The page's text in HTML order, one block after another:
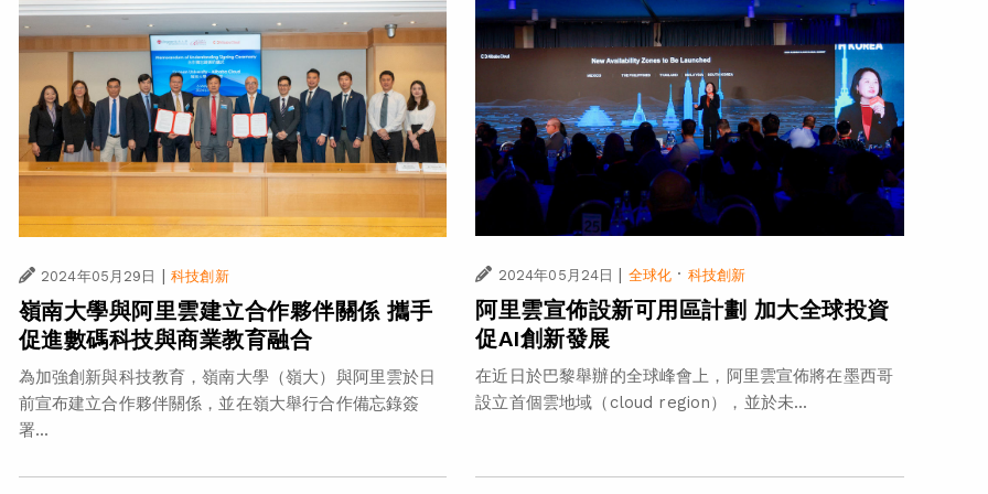
2024年05月29日 | 科技創新
嶺南大學與阿里雲建立合作夥伴關係 攜手
促進數碼科技與商業教育融合
為加強創新與科技教育，嶺南大學（嶺大）與阿里雲於日
前宣布建立合作夥伴關係，並在嶺大舉行合作備忘錄簽
署...
2024年05月24日 | 全球化 · 科技創新
阿里雲宣佈設新可用區計劃 加大全球投資
促AI創新發展
在近日於巴黎舉辦的全球峰會上，阿里雲宣佈將在墨西哥
設立首個雲地域（cloud region），並於未...